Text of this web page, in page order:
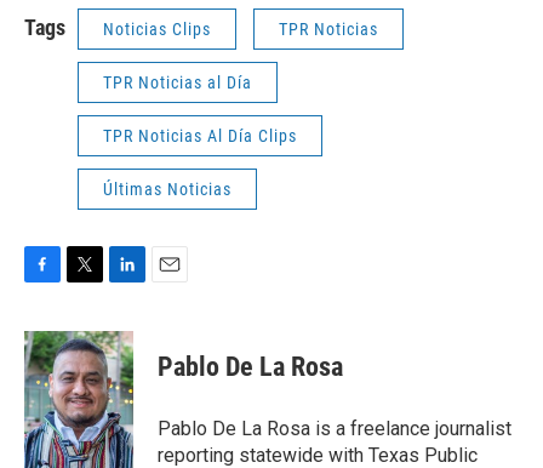
Tags Noticias Clips TPR Noticias
TPR Noticias al Día
TPR Noticias Al Día Clips
Últimas Noticias
F
c
e
b
o
o
k
T
i
t
t
e
r
L
n
k
e
d
I
n
E
Pablo De La Rosa
Pablo De La Rosa is a freelance journalist
reporting statewide with Texas Public